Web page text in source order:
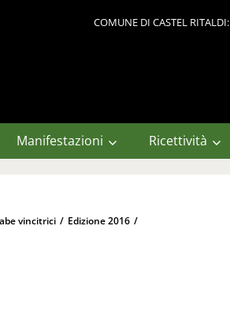
COMUNE DI CASTEL RITALDI:
Manifestazioni Ricettività
vincitrici / Edizione 2016 /